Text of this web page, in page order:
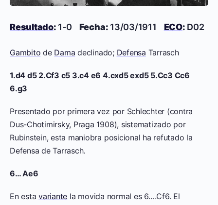
Resultado: 1-0 Fecha: 13/03/1911 ECO: D02
Gambito de Dama declinado; Defensa Tarrasch
1.d4 d5 2.Cf3 c5 3.c4 e6 4.cxd5 exd5 5.Cc3 Cc6
6.g3
Presentado por primera vez por Schlechter (contra
Dus-Chotimirsky, Praga 1908), sistematizado por
Rubinstein, esta maniobra posicional ha refutado la
Defensa de Tarrasch.
6… Ae6
En estavariante la movida normal es 6….Cf6. El